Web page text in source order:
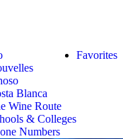
Favorites
Blanca
Wine Route
& Colleges
Numbers